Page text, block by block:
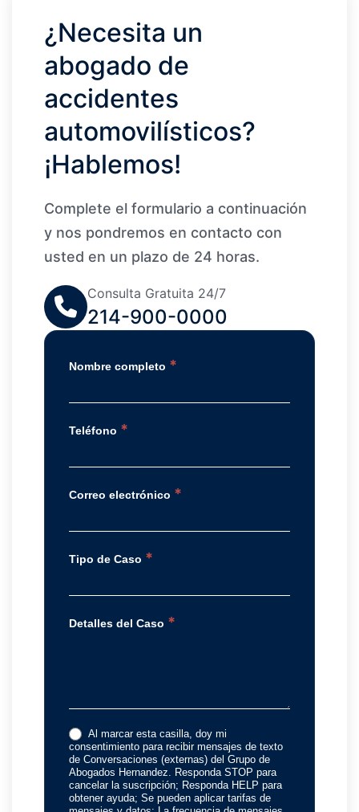
¿Necesita un
abogado de
accidentes
automovilísticos?
¡Hablemos!
Complete el formulario a continuación
y nos pondremos en contacto con
usted en un plazo de 24 horas.
Consulta Gratuita 24/7
214-900-0000
Nombre completo *
Teléfono *
Correo electrónico *
Tipo de Caso *
Detalles del Caso *
Al marcar esta casilla, doy mi
consentimiento para recibir mensajes de texto
de Conversaciones (externas) del Grupo de
Abogados Hernandez. Responda STOP para
cancelar la suscripción; Responda HELP para
obtener ayuda; Se pueden aplicar tarifas de